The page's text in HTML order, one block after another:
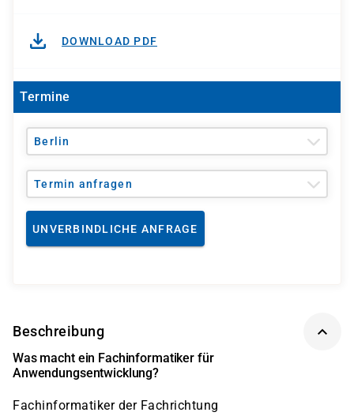
DOWNLOAD PDF
Termine
Berlin
Termin anfragen
UNVERBINDLICHE ANFRAGE
Beschreibung
Was macht ein Fachinformatiker für
Anwendungsentwicklung?
Fachinformatiker der Fachrichtung